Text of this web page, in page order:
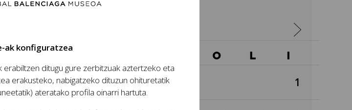
O L
1
ak konfiguratzea
ditugu gure zerbitzuak aztertzeko eta
erakusteko, nabigatzeko dituzun ohituretatik
ateratako profila oinarri hartuta.